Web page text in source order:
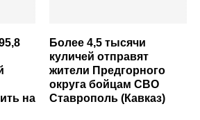
на
Более 4,5 тысячи
куличей отправят
жители Предгорного
округа бойцам СВО
Ставрополь (Кавказ)